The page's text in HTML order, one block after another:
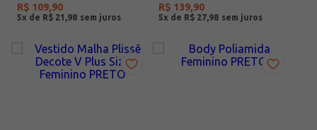
R$ 109,90
5x de R$ 21 98
R$ 139,90
5x de R$ 27 98